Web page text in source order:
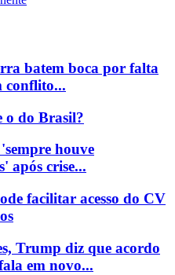
batem boca por falta
conflito...
o do Brasil?
houve
após crise...
facilitar acesso do CV
Trump diz que acordo
em novo...